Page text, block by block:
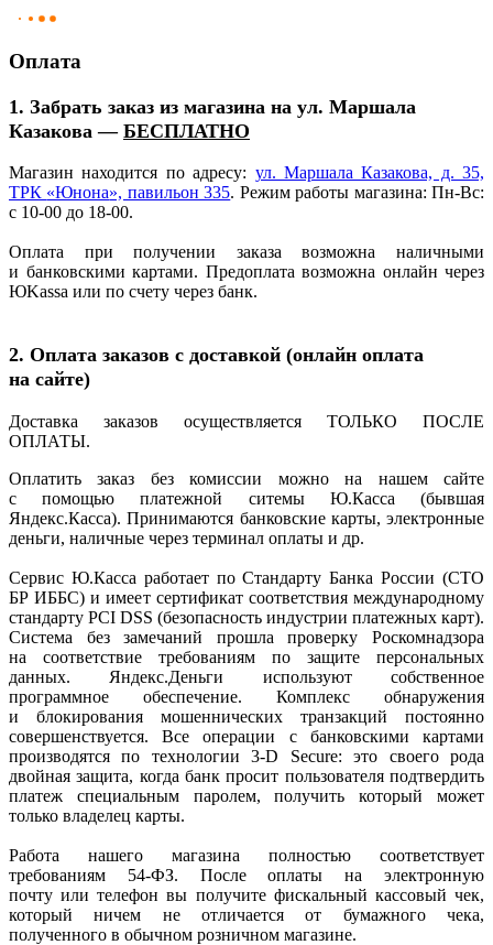
Оплата
1. Забрать заказ из магазина на ул. Маршала
Казакова — БЕСПЛАТНО
Магазин находится по адресу: ул. Маршала Казакова, д. 35,
ТРК «Юнона», павильон 335. Режим работы магазина: Пн-Вс:
с 10-00 до 18-00.
Оплата при получении заказа возможна наличными
и банковскими картами. Предоплата возможна онлайн через
ЮKassa или по счету через банк.
2. Оплата заказов с доставкой (онлайн оплата
на сайте)
Доставка заказов осуществляется ТОЛЬКО ПОСЛЕ
ОПЛАТЫ.
Оплатить заказ без комиссии можно на нашем сайте
с помощью платежной ситемы Ю.Касса
(бывшая
Яндекс.Касса). Принимаются банковские карты, электронные
деньги, наличные через терминал оплаты и др.
Сервис Ю.Касса работает по Стандарту Банка России (СТО
БР ИББС) и имеет сертификат соответствия международному
стандарту PCI DSS (безопасность индустрии платежных карт).
Система без замечаний прошла проверку Роскомнадзора
на соответствие требованиям по защите персональных
данных. Яндекс.Деньги используют собственное
программное обеспечение. Комплекс обнаружения
и блокирования мошеннических транзакций постоянно
совершенствуется. Все операции с банковскими картами
производятся по технологии 3-D Secure: это своего рода
двойная защита, когда банк просит пользователя подтвердить
платеж специальным паролем, получить который может
только владелец карты.
Работа нашего магазина полностью соответствует
требованиям 54-ФЗ. После оплаты на электронную
почту или телефон вы получите фискальный кассовый чек,
который ничем не отличается от бумажного чека,
полученного в обычном розничном магазине.